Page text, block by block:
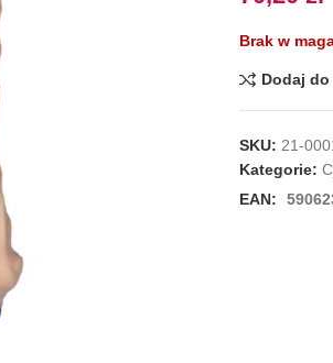
Brak w
Dodaj
SKU: 21-
Kategorie:
EAN: